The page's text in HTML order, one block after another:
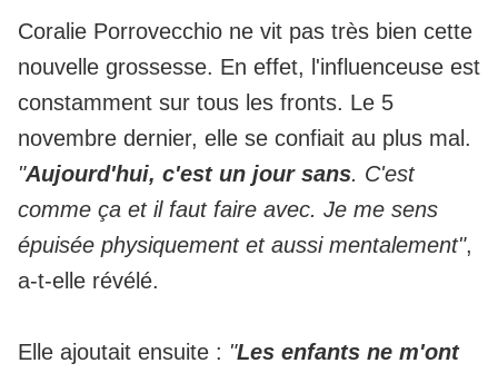
Coralie Porrovecchio ne vit pas très bien cette
nouvelle grossesse. En effet, l'influenceuse est
constamment sur tous les fronts. Le 5
novembre dernier, elle se confiait au plus mal.
"Aujourd'hui, c'est un jour sans. C'est
comme ça et il faut faire avec. Je me sens
épuisée physiquement et aussi mentalement",
a-t-elle révélé.
Elle ajoutait ensuite : "Les enfants ne m'ont